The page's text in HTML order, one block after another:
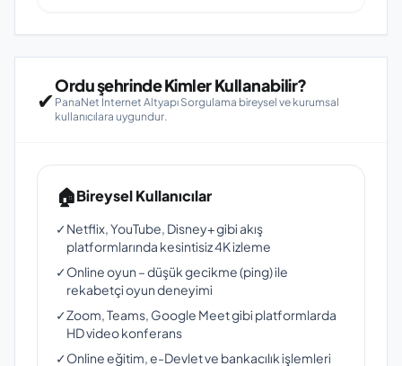
✔
Ordu şehrinde Kimler Kullanabilir?
PanaNet İnternet Altyapı Sorgulama bireysel ve kurumsal
kullanıcılara uygundur.
🏠Bireysel Kullanıcılar
✓Netflix, YouTube, Disney+ gibi akış
platformlarında kesintisiz 4K izleme
✓Online oyun – düşük gecikme (ping) ile
rekabetçi oyun deneyimi
✓Zoom, Teams, Google Meet gibi platformlarda
HD video konferans
✓Online eğitim, e-Devlet ve bankacılık işlemleri